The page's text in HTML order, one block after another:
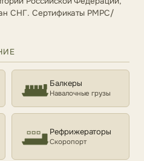
СНГ. Сертификаты РМРС/
Балкеры
Навалочные грузы
Рефрижераторы
Скоропорт